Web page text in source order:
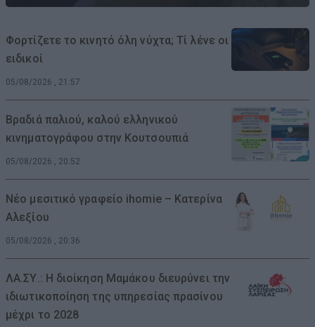
Φορτίζετε το κινητό όλη νύχτα; Τί λένε οι
ειδικοί
05/08/2026 , 21:57
Βραδιά παλιού, καλού ελληνικού
κινηματογράφου στην Κουτσουπιά
05/08/2026 , 20:52
Νέο μεσιτικό γραφείο ihomie – Κατερίνα
Αλεξίου
05/08/2026 , 20:36
ΛΑ.ΣΥ.: Η διοίκηση Μαμάκου διευρύνει την
ιδιωτικοποίηση της υπηρεσίας πρασίνου
μέχρι το 2028